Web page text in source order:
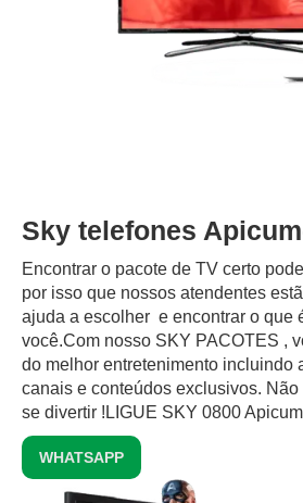
Sky telefones
Encontrar o pacote de TV certo
por isso que nossos atendentes
ajuda a escolher e encontrar o que
você.Com nosso SKY PACOTES ,
do melhor entretenimento incluindo
canais e conteúdos exclusivos.‍ Não
se divertir !LIGUE SKY 0800
WHATSAPP